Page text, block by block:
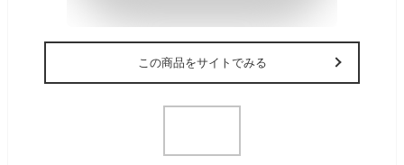
この商品をサイトでみる